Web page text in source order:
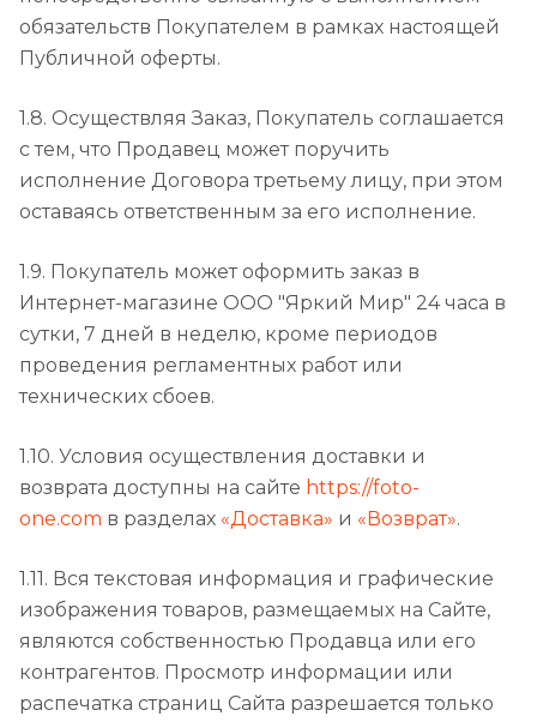
обязательств Покупателем в рамках настоящей
Публичной оферты.
1.8. Осуществляя Заказ, Покупатель соглашается
с тем, что Продавец может поручить
исполнение Договора третьему лицу, при этом
оставаясь ответственным за его исполнение.
1.9. Покупатель может оформить заказ в
Интернет-магазине ООО "Яркий Мир" 24 часа в
сутки, 7 дней в неделю, кроме периодов
проведения регламентных работ или
технических сбоев.
1.10. Условия осуществления доставки и
возврата доступны на сайте https://foto-
one.com в разделах «Доставка» и «Возврат».
1.11. Вся текстовая информация и графические
изображения товаров, размещаемых на Сайте,
являются собственностью Продавца или его
контрагентов. Просмотр информации или
распечатка страниц Сайта разрешается только